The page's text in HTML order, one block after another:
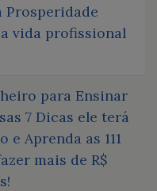
Prosperidade
vida profissional
para Ensinar
7 Dicas ele terá
Aprenda as 111
mais de R$